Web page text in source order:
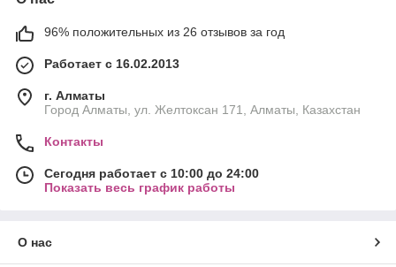
96% положительных из 26 отзывов за год
Работает с 16.02.2013
г. Алматы
Город Алматы, ул. Желтоксан 171, Алматы, Казахстан
Контакты
Сегодня работает с 10:00 до 24:00
Показать весь график работы
О нас